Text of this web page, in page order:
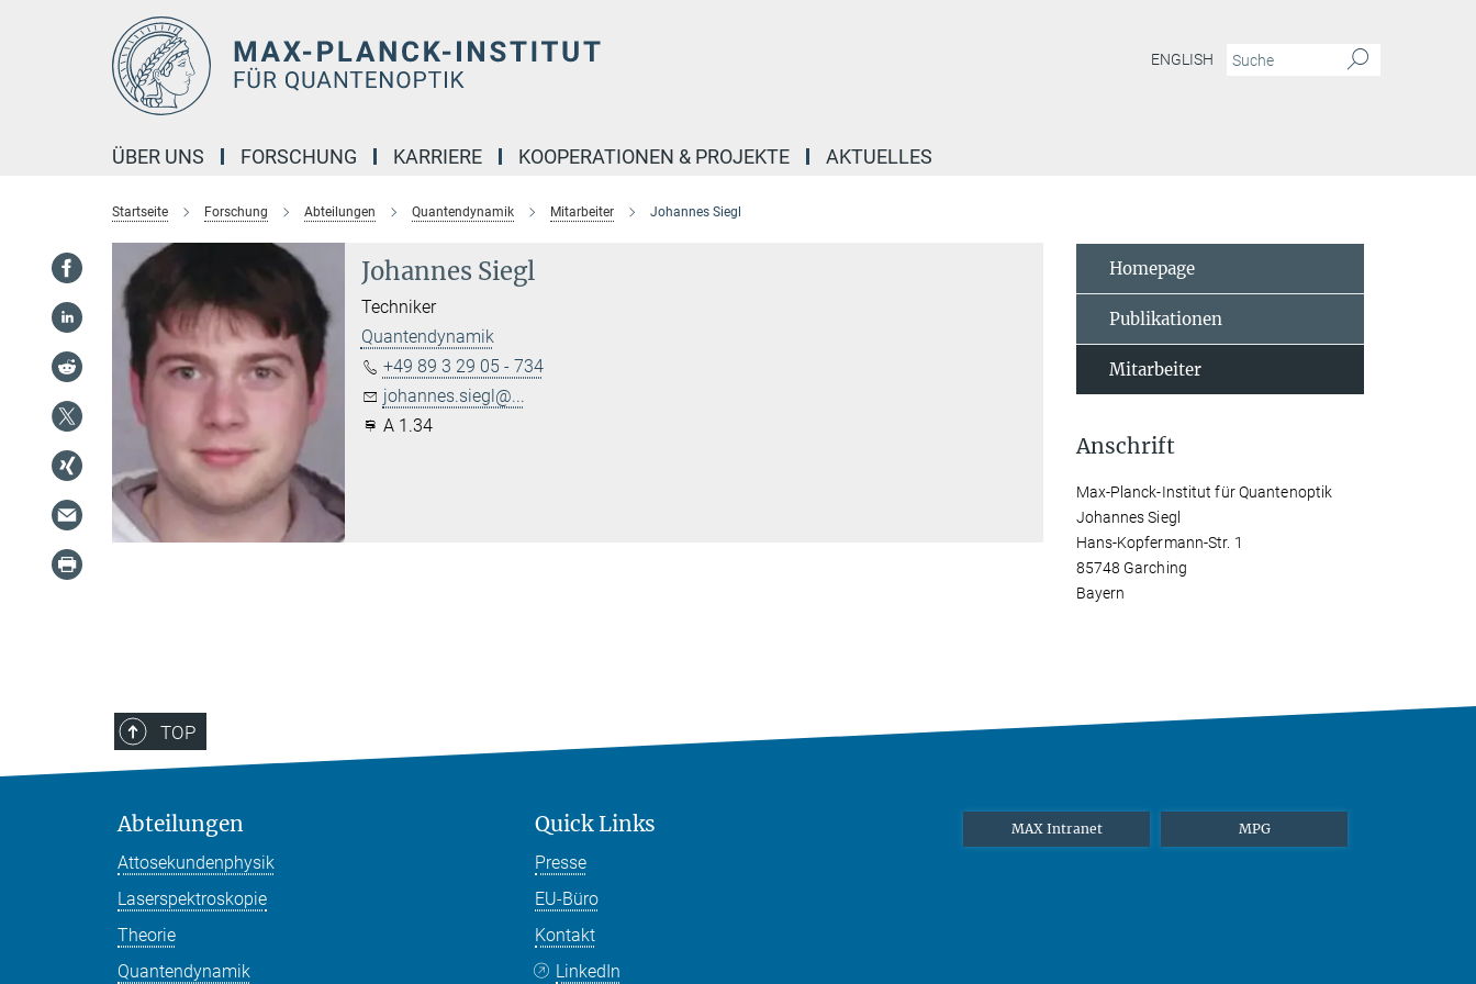
ENGLISH
ÜBER UNS FORSCHUNG KARRIERE KOOPERATIONEN & PROJEKTE AKTUELLES
Startseite Forschung Abteilungen Quantendynamik Mitarbeiter Johannes Siegl
Johannes Siegl
Techniker
Quantendynamik
+49 89 3 29 05 - 734
johannes.siegl@...
A 1.34
Homepage
Publikationen
Mitarbeiter
Anschrift
Max-Planck-Institut für Quantenoptik
Johannes Siegl
Hans-Kopfermann-Str. 1
85748 Garching
Bayern
TOP
Abteilungen
Attosekundenphysik
Laserspektroskopie
Theorie
Quantendynamik
Quick Links
Presse
EU-Büro
Kontakt
LinkedIn
MAX Intranet MPG